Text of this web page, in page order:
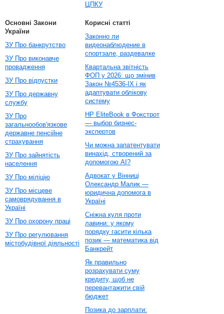
ЦПКУ
Основні Закони
України
ЗУ Про банкрутство
ЗУ Про виконавче
провадження
ЗУ Про відпустки
ЗУ Про державну
службу
ЗУ Про
загальнообов'язкове
державне пенсійне
страхування
ЗУ Про зайнятість
населення
ЗУ Про міліцію
ЗУ Про місцеве
самоврядування в
Україні
ЗУ Про охорону праці
ЗУ Про регулювання
містобудівної діяльності
Корисні статті
Законно ли
видеонаблюдение в
спортзале, раздевалке
Квартальна звітність
ФОП у 2026: що змінив
Закон №4536-IX і як
адаптувати облікову
систему
HP EliteBook в Фокстрот
— выбор бизнес-
экспертов
Чи можна запатентувати
винахід, створений за
допомогою AI?
Адвокат у Вінниці
Олександр Малик —
юридична допомога в
Україні
Сніжна куля проти
лавини: у якому
порядку гасити кілька
позик — математика від
Банкрейт
Як правильно
розрахувати суму
кредиту, щоб не
перевантажити свій
бюджет
Позика до зарплати: